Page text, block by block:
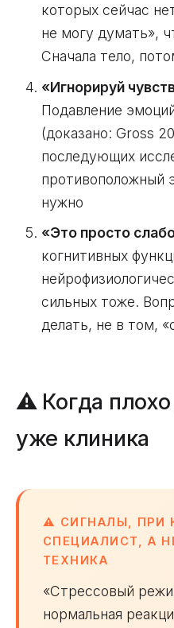
которых сейчас
не могу думать»,
Сначала тело,
«Игнорируй
Подавление
(доказано: Gross
последующих
противоположный
нужно
«Это просто
когнитивных
сильных тоже.
делать, не в том,
⚠️ Когда
уже клиника
⚠️ СИГНАЛЫ, ПРИ
СПЕЦИАЛИСТ, А
ТЕХНИКА
«Стрессовый
нормальная